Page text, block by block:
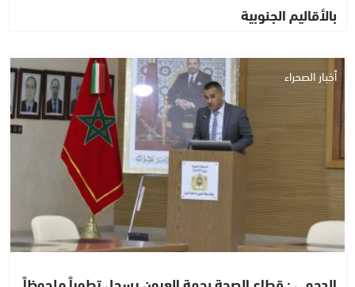
بالأقاليم الجنوبية
أخبار الصحراء